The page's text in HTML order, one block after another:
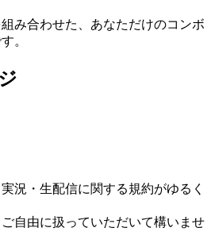
み合わせた、あなただけのコンボ
。
況・生配信に関する規約がゆるく
自由に扱っていただいて構いませ